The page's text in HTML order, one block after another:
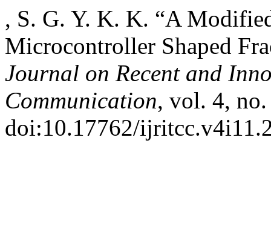
, S. G. Y. K. K. “A
Microcontroller Shaped
Journal on Recent and
Communication, vol. 4,
doi:10.17762/